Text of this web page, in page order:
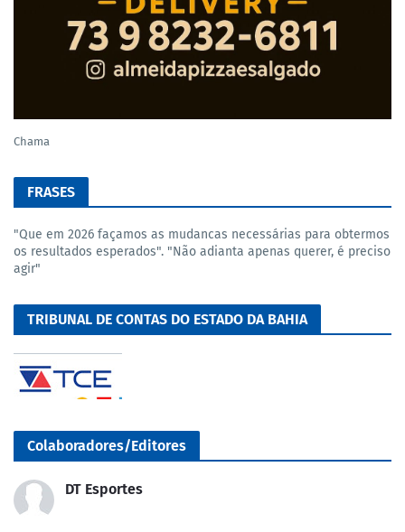
Chama
FRASES
"Que em 2026 façamos as mudancas necessárias para obtermos
os resultados esperados". "Não adianta apenas querer, é preciso
agir"
TRIBUNAL DE CONTAS DO ESTADO DA BAHIA
Colaboradores/Editores
DT Esportes